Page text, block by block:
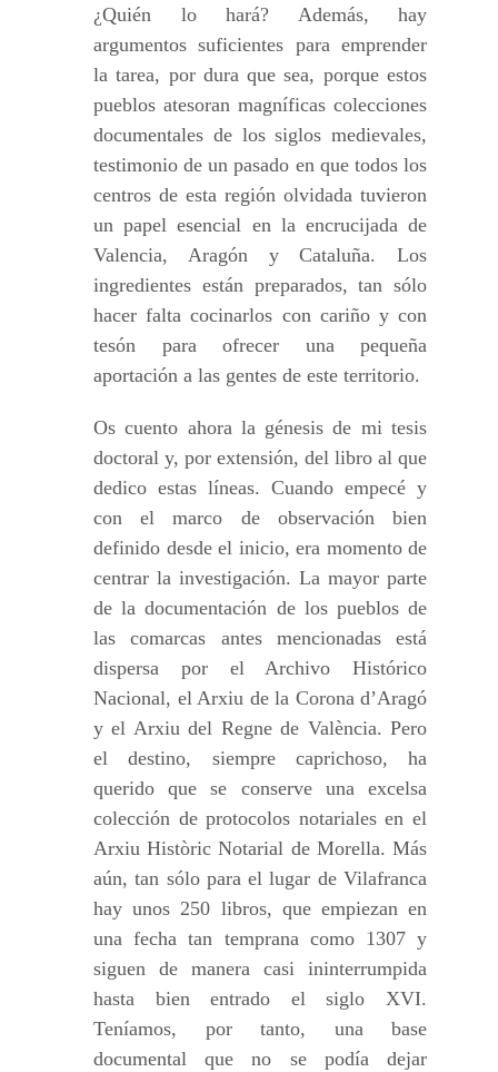
¿Quién lo hará? Además, hay
argumentos suficientes para emprender
la tarea, por dura que sea, porque estos
pueblos atesoran magníficas colecciones
documentales de los siglos medievales,
testimonio de un pasado en que todos los
centros de esta región olvidada tuvieron
un papel esencial en la encrucijada de
Valencia, Aragón y Cataluña. Los
ingredientes están preparados, tan sólo
hacer falta cocinarlos con cariño y con
tesón para ofrecer una pequeña
aportación a las gentes de este territorio.
Os cuento ahora la génesis de mi tesis
doctoral y, por extensión, del libro al que
dedico estas líneas. Cuando empecé y
con el marco de observación bien
definido desde el inicio, era momento de
centrar la investigación. La mayor parte
de la documentación de los pueblos de
las comarcas antes mencionadas está
dispersa por el Archivo Histórico
Nacional, el Arxiu de la Corona d’Aragó
y el Arxiu del Regne de València. Pero
el destino, siempre caprichoso, ha
querido que se conserve una excelsa
colección de protocolos notariales en el
Arxiu Històric Notarial de Morella. Más
aún, tan sólo para el lugar de Vilafranca
hay unos 250 libros, que empiezan en
una fecha tan temprana como 1307 y
siguen de manera casi ininterrumpida
hasta bien entrado el siglo XVI.
Teníamos, por tanto, una base
documental que no se podía dejar